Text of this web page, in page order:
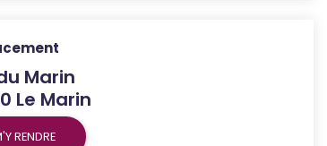
Marin
Le Marin
RENDRE